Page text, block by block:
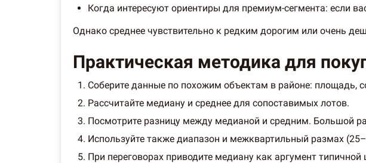
Когда интересуют ориентиры для премиум-сегмента: если
Однако среднее чувствительно к редким дорогим или очень
Практическая методика для
Соберите данные по похожим объектам в районе: площадь,
Рассчитайте медиану и среднее для сопоставимых лотов.
Посмотрите разницу между медианой и средним. Большой
Используйте также диапазон и межквартильный размах
При переговорах приводите медиану как аргумент